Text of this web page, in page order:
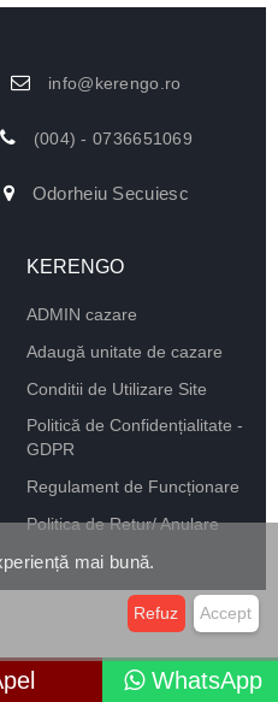
WhatsApp
info@kerengo.ro
(004) - 0736651069
Odorheiu Secuiesc
KERENGO
ADMIN cazare
Adaugă unitate de cazare
Conditii de Utilizare Site
Politică de Confidențialitate -
GDPR
Regulament de Funcționare
Politica de Retur/ Anulare
mai bună.
Refuz Accept